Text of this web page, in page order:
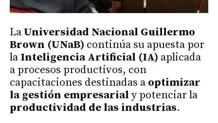
La Universidad Nacional Guillermo
Brown (UNaB) continúa su apuesta por
la Inteligencia Artificial (IA) aplicada
a procesos productivos, con
capacitaciones destinadas a optimizar
la gestión empresarial y potenciar la
productividad de las industrias.